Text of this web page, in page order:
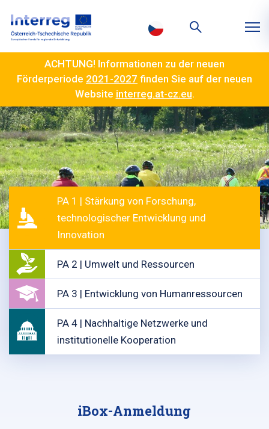
ACHTUNG! Informationen zu der neuen
Förderperiode 2021-2027 finden Sie auf der neuen
Website interreg.at-cz.eu.
PA 1 | Stärkung von Forschung,
technologischer Entwicklung und
Innovation
PA 2 | Umwelt und Ressourcen
PA 3 | Entwicklung von Humanressourcen
PA 4 | Nachhaltige Netzwerke und
institutionelle Kooperation
iBox-Anmeldung